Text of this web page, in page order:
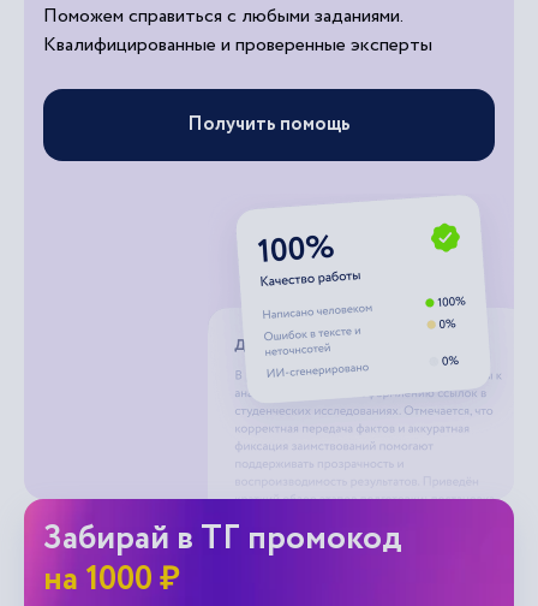
Поможем справиться с любыми заданиями.
Квалифицированные и проверенные эксперты
Получить помощь
Забирай в ТГ промокод
на 1000 ₽